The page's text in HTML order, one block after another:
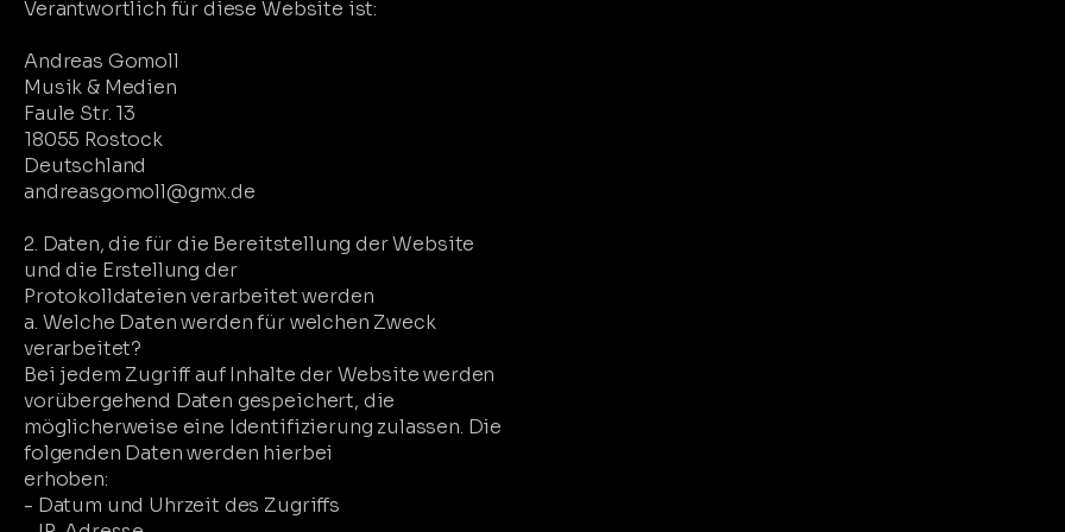
Verantwortlich für diese Website ist:
Andreas Gomoll
Musik & Medien
Faule Str. 13
18055 Rostock
Deutschland
andreasgomoll@gmx.de
2. Daten, die für die Bereitstellung der Website
und die Erstellung der
Protokolldateien verarbeitet werden
a. Welche Daten werden für welchen Zweck
verarbeitet?
Bei jedem Zugriff auf Inhalte der Website werden
vorübergehend Daten gespeichert, die
möglicherweise eine Identifizierung zulassen. Die
folgenden Daten werden hierbei
erhoben:
- Datum und Uhrzeit des Zugriffs